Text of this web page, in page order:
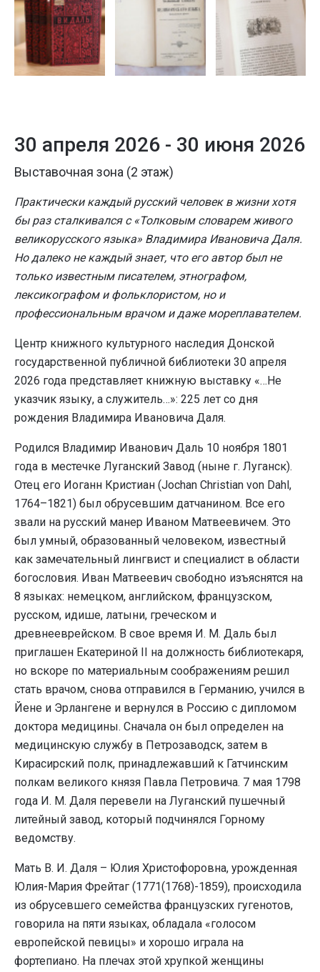
30 апреля 2026 - 30 июня 2026
Выставочная зона (2 этаж)
Практически каждый русский человек в жизни хотя
бы раз сталкивался с «Толковым словарем живого
великорусского языка» Владимира Ивановича Даля.
Но далеко не каждый знает, что его автор был не
только известным писателем, этнографом,
лексикографом и фольклористом, но и
профессиональным врачом и даже мореплавателем.
Центр книжного культурного наследия Донской
государственной публичной библиотеки 30 апреля
2026 года представляет книжную выставку «…Не
указчик языку, а служитель…»: 225 лет со дня
рождения Владимира Ивановича Даля.
Родился Владимир Иванович Даль 10 ноября 1801
года в местечке Луганский Завод (ныне г. Луганск).
Отец его Иоганн Кристиан (Jochan Christian von Dahl,
1764–1821) был обрусевшим датчанином. Все его
звали на русский манер Иваном Матвеевичем. Это
был умный, образованный человеком, известный
как замечательный лингвист и специалист в области
богословия. Иван Матвеевич свободно изъяснятся на
8 языках: немецком, английском, французском,
русском, идише, латыни, греческом и
древнееврейском. В свое время И. М. Даль был
приглашен Екатериной II на должность библиотекаря,
но вскоре по материальным соображениям решил
стать врачом, снова отправился в Германию, учился в
Йене и Эрлангене и вернулся в Россию с дипломом
доктора медицины. Сначала он был определен на
медицинскую службу в Петрозаводск, затем в
Кирасирский полк, принадлежавший к Гатчинским
полкам великого князя Павла Петровича. 7 мая 1798
года И. М. Даля перевели на Луганский пушечный
литейный завод, который подчинялся Горному
ведомству.
Мать В. И. Даля – Юлия Христофоровна, урожденная
Юлия-Мария Фрейтаг (1771(1768)-1859), происходила
из обрусевшего семейства французских гугенотов,
говорила на пяти языках, обладала «голосом
европейской певицы» и хорошо играла на
фортепиано. На плечах этой хрупкой женщины